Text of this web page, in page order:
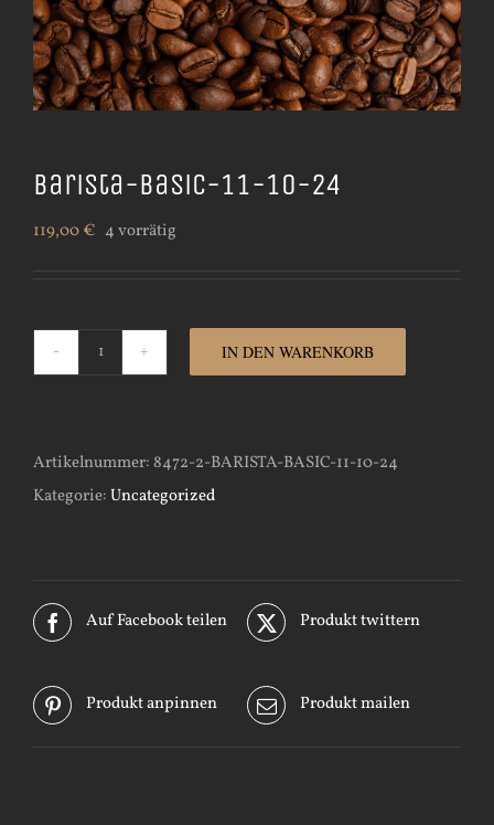
Barista-Basic-11-10-24
119,00€ 4 vorrätig
10-
24
IN DEN WARENKORB
Artikelnummer:8472-2-BARISTA-BASIC-11-10-24
Kategorie:Uncategorized
Auf Facebook teilen Produkt twittern
Produkt anpinnen Produkt mailen